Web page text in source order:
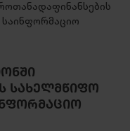
საინფორმაციო
ᲡᲐᲮᲔᲚᲛᲬᲘᲤᲝ